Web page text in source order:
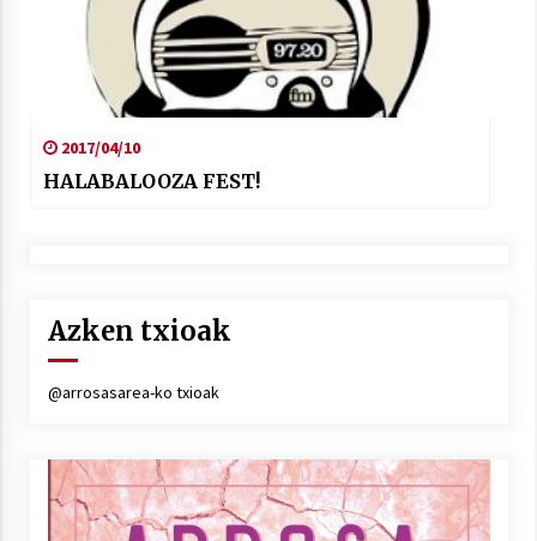
2017/04/10
HALABALOOZA FEST!
Azken txioak
@arrosasarea-ko txioak